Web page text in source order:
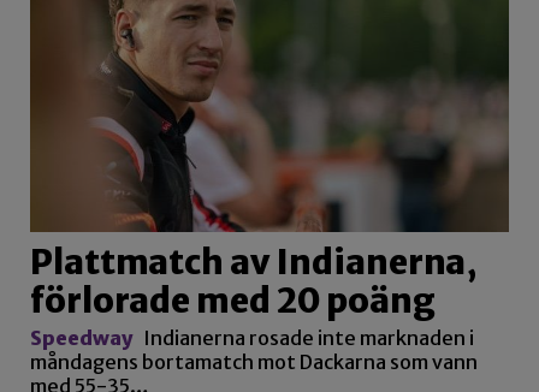
Plattmatch av Indianerna,
förlorade med 20 poäng
Speedway Indianerna rosade inte marknaden i
måndagens bortamatch mot Dackarna som vann
med 55-35…